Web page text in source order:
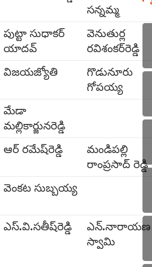
సన్నమ్మ
పుట్టా సుధాకర్
యాదవ్
వెనుతుర్ల
రవిశంకర్‌రెడ్డి
విజయజ్యోతి
గొడునూరు
గోపయ్య
మేడా
మల్లికార్జునరెడ్డి
ఆర్ రమేష్‌రెడ్డి
మండిపల్లి
రాంప్రసాద్ రెడ్డి
వెంకట సుబ్బయ్య
ఎస్.వి.సతీష్‌రెడ్డి
ఎన్.నారాయణ
స్వామి